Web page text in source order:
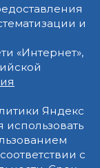
и
«Интернет»,
Яндекс
с